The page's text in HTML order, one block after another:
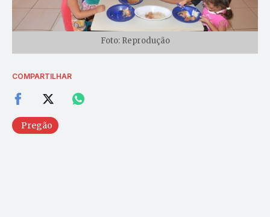
Foto: Reprodução
COMPARTILHAR
Pregão